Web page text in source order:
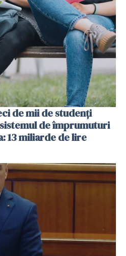
de mii de studenți
de împrumuturi
13 miliarde de lire